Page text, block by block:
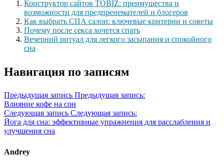
Конструктор сайтов TOBIZ: преимущества и
возможности для предпренемателей и блогеров
Как выбрать СПА салон: ключевые критерии и советы
Почему после секса хочется спать
Вечерний ритуал для легкого засыпания и спокойного
сна
Навигация по записям
Предыдущая запись Предыдущая запись:
Влияние кофе на сон
Следующая запись Следующая запись:
Йога для сна: эффективные упражнения для расслабления и
улучшения сна
Andrey